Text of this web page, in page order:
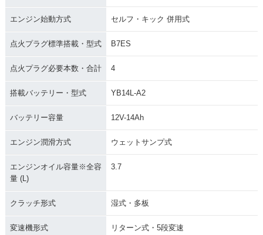
エンジン始動方式 セルフ・キック 併用式
点火プラグ標準搭載・型式 B7ES
点火プラグ必要本数・合計 4
搭載バッテリー・型式 YB14L-A2
バッテリー容量 12V-14Ah
エンジン潤滑方式 ウェットサンプ式
エンジンオイル容量※全容
量 (L)
3.7
クラッチ形式 湿式・多板
変速機形式 リターン式・5段変速